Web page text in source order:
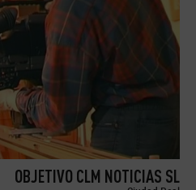
OBJETIVO CLM NOTICIAS SL